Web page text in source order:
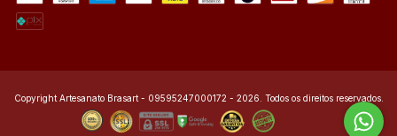
Copyright Artesanato Brasart - 09595247000172 - 2026. Todos os direitos reservados.